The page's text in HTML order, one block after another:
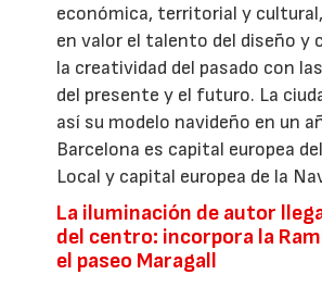
económica, territorial y
en valor el talento del diseño y
la creatividad del pasado con
del presente y el futuro. La
así su modelo navideño en un
Barcelona es capital europea
Local y capital europea de la
La iluminación de autor
del centro: incorpora la
el paseo Maragall